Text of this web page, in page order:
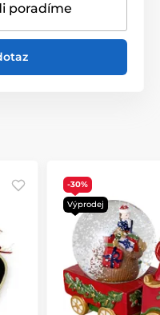
poradíme
-30%
Výprodej